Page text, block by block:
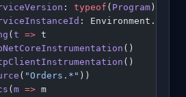
: typeof ( Program
:
( t => t
()
()
( "Orders.*" ))
( m => m